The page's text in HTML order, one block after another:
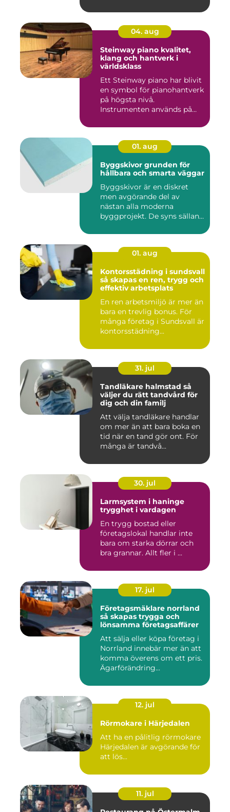
04. aug
Steinway piano kvalitet,
klang och hantverk i
världsklass
Ett Steinway piano har blivit
en symbol för pianohantverk
på högsta nivå.
Instrumenten används på
01. aug
Byggskivor grunden för
hållbara och smarta väggar
Byggskivor är en diskret
men avgörande del av
nästan alla moderna
byggprojekt. De syns sällan
01. aug
Kontorsstädning i sundsvall
så skapas en ren, trygg och
effektiv arbetsplats
En ren arbetsmiljö är mer än
bara en trevlig bonus. För
många företag i Sundsvall är
kontorsstädning...
31. jul
Tandläkare halmstad så
väljer du rätt tandvård för
dig och din familj
Att välja tandläkare handlar
om mer än att bara boka en
tid när en tand gör ont. För
många är tandvå...
30. jul
Larmsystem i haninge
trygghet i vardagen
En trygg bostad eller
företagslokal handlar inte
bara om starka dörrar och
bra grannar. Allt fler i ...
17. jul
Företagsmäklare norrland
så skapas trygga och
lönsamma företagsaffärer
Att sälja eller köpa företag i
Norrland innebär mer än att
komma överens om ett pris.
Ägarförändring...
12. jul
Rörmokare i Härjedalen
Att ha en pålitlig rörmokare
Härjedalen är avgörande för
att lös...
11. jul